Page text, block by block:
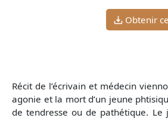
Obtenir
Récit de l’écrivain et médecin
agonie et la mort d’un jeune
de tendresse ou de pathétique. Le